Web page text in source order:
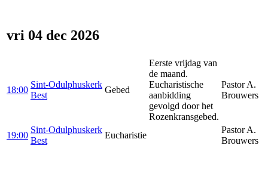
vri 04 dec 2026
18:00
Sint-Odulphuskerk
Best
Gebed
Eerste vrijdag van
de maand.
Eucharistische
aanbidding
gevolgd door het
Rozenkransgebed.
Pastor A.
Brouwers
19:00
Sint-Odulphuskerk
Best
Eucharistie
Pastor A.
Brouwers